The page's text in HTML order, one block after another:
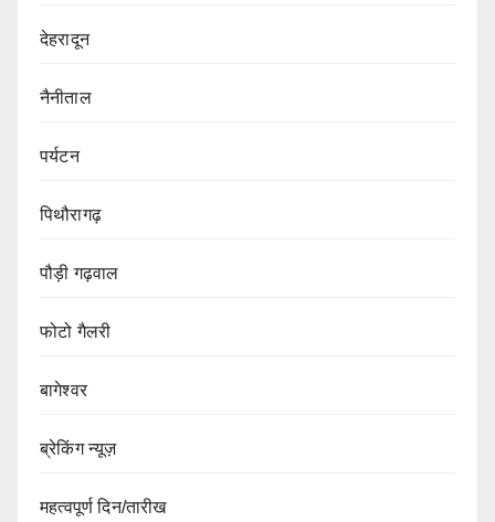
देहरादून
नैनीताल
पर्यटन
पिथौरागढ़
पौड़ी गढ़वाल
फोटो गैलरी
बागेश्वर
ब्रेकिंग न्यूज़
महत्वपूर्ण दिन/तारीख